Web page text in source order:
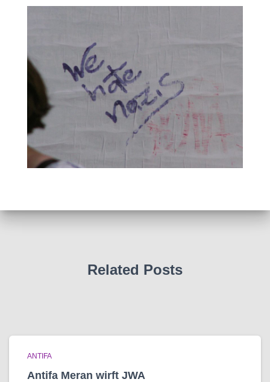
Related Posts
ANTIFA
Antifa Meran wirft JWA